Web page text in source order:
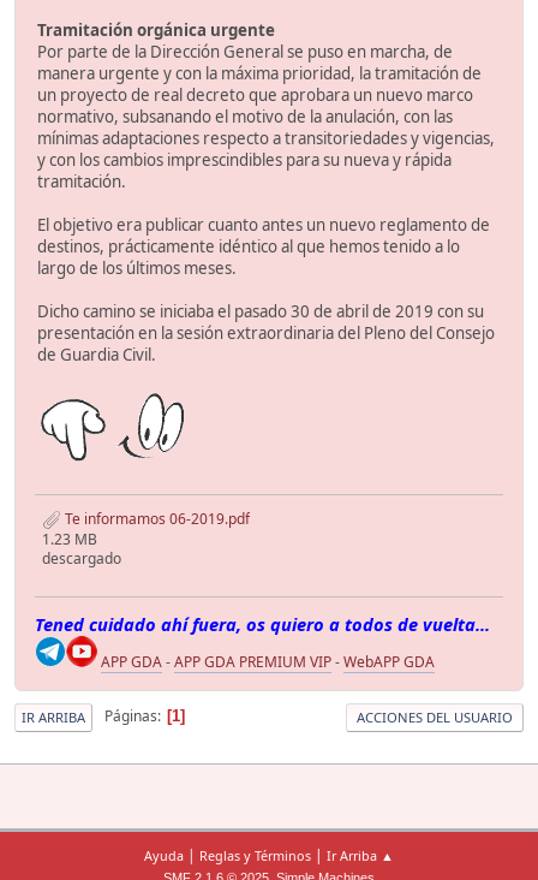
Tramitación orgánica urgente
Por parte de la Dirección General se puso en marcha, de
manera urgente y con la máxima prioridad, la tramitación de
un proyecto de real decreto que aprobara un nuevo marco
normativo, subsanando el motivo de la anulación, con las
mínimas adaptaciones respecto a transitoriedades y vigencias,
y con los cambios imprescindibles para su nueva y rápida
tramitación.
El objetivo era publicar cuanto antes un nuevo reglamento de
destinos, prácticamente idéntico al que hemos tenido a lo
largo de los últimos meses.
Dicho camino se iniciaba el pasado 30 de abril de 2019 con su
presentación en la sesión extraordinaria del Pleno del Consejo
de Guardia Civil.
Te informamos 06-2019.pdf
1.23 MB
descargado
Tened cuidado ahí fuera, os quiero a todos de vuelta...
APP GDA-APP GDA PREMIUM VIP-WebAPP GDA
IR ARRIBA Páginas 1 ACCIONES DEL USUARIO
Ayuda | Reglas y Términos | Ir Arriba ▲